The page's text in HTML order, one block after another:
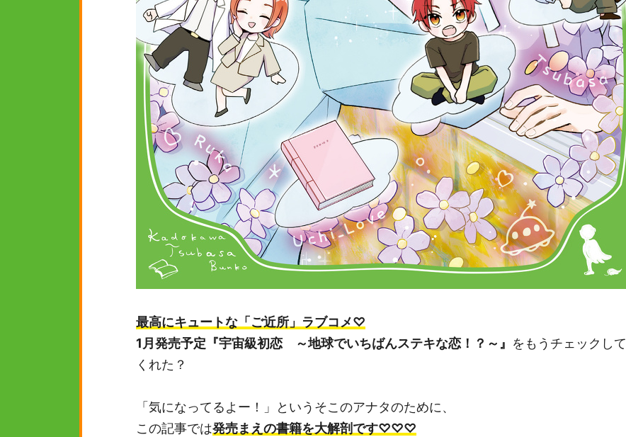
最高にキュートな「ご近所」ラブコメ♡
1月発売予定『宇宙級初恋 ～地球でいちばんステキな恋！？～』 をもうチェックして
くれた？
「気になってるよー！」というそこのアナタのために、
この記事では発売まえの書籍を大解剖です♡♡♡